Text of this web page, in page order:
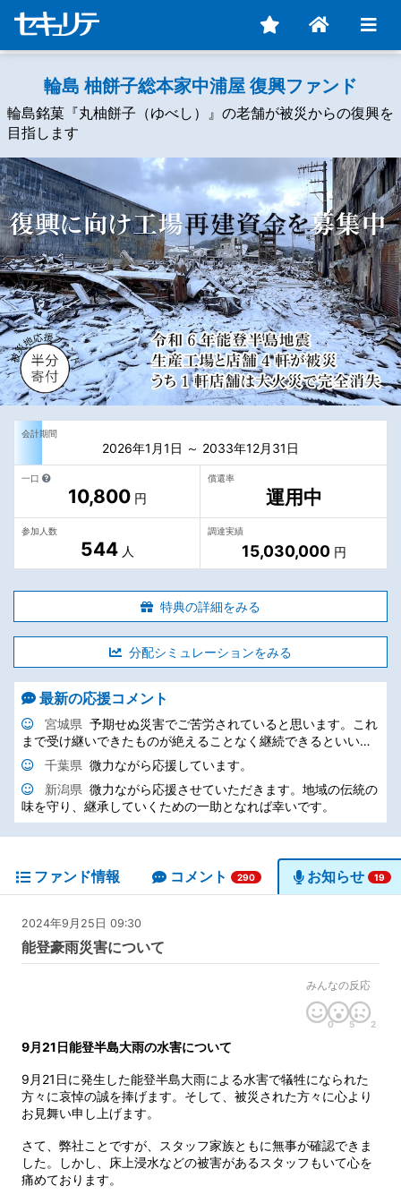
輪島 柚餅子総本家中浦屋 復興ファンド
輪島銘菓『丸柚餅子（ゆべし）』の老舗が被災からの復興を
目指します
会計期間
2026年1月1日 ～ 2033年12月31日
一口
10,800円
償還率
運用中
参加人数
544人
調達実績
15,030,000円
特典の詳細をみる
分配シミュレーションをみる
最新の応援コメント
宮城県 予期せぬ災害でご苦労されていると思います。これ
まで受け継いできたものが絶えることなく継続できるといいで
すね。千葉県 微力ながら応援しています。
新潟県 微力ながら応援させていただきます。地域の伝統の
味を守り、継承していくための一助となれば幸いです。
ファンド情報 コメント 290 お知らせ 19
2024年9月25日 09:30
能登豪雨災害について
みんなの反応
0 5 2
9月21日能登半島大雨の水害について
9月21日に発生した能登半島大雨による水害で犠牲になられた
方々に哀悼の誠を捧げます。そして、被災された方々に心より
お見舞い申し上げます。
さて、弊社ことですが、スタッフ家族ともに無事が確認できま
した。しかし、床上浸水などの被害があるスタッフもいて心を
痛めております。